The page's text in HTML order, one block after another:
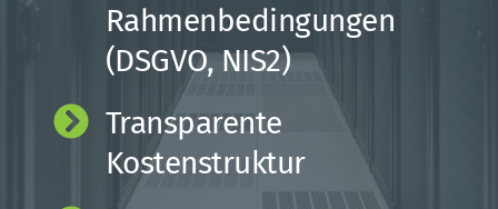
Rahmenbedingungen
(DSGVO, NIS2)
Transparente
Kostenstruktur